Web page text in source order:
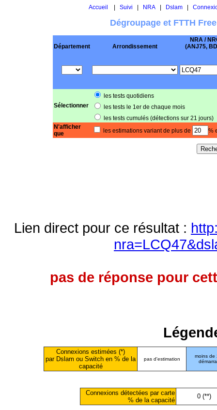
Accueil Suivi NRA| Dslam|
Dégroupage et FTTH
Département Arrondissement
NRA /
(ANJ75,
Sélectionner
les tests quotidiens
les tests le 1er de chaque mois
les tests cumulés (détections sur 21 jours)
N'afficher
que
les estimations variant de plus de %
Lien direct pour ce résultat :
pas de réponse pour
Connexions estimées (*)
par Dslam ou Switch en % de la
capacité
pas d'estimation
moins de
Connexions détectées par carte
% de la capacité
0 (**)